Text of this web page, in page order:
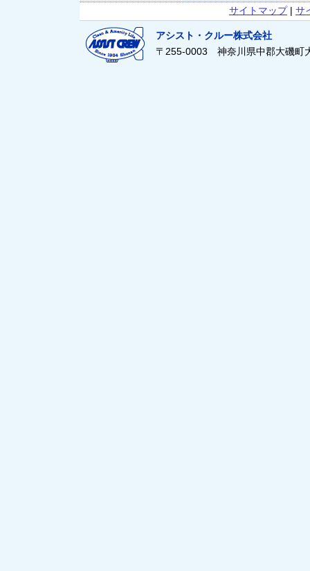
サイトマップ| サ
アシスト・クルー株式会社
〒255-0003 神奈川県中郡大磯